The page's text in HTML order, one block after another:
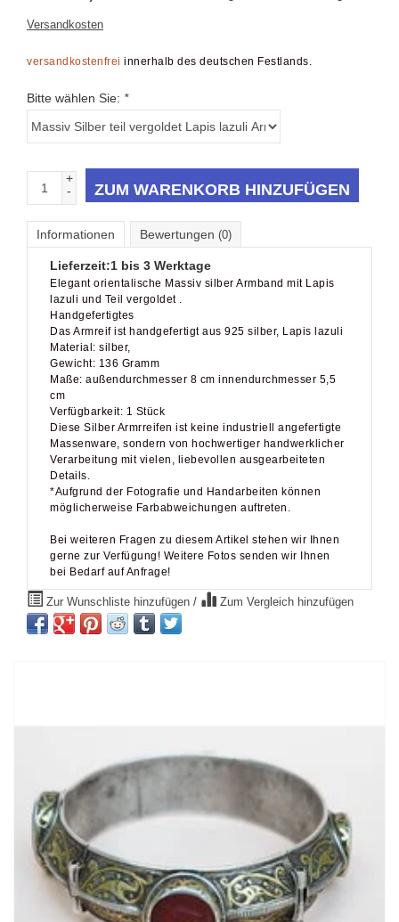
Versandkosten
versandkostenfrei innerhalb des deutschen Festlands.
Bitte wählen Sie: *
+
-
ZUM WARENKORB HINZUFÜGEN
Informationen Bewertungen (0)
Lieferzeit:1 bis 3 Werktage
Elegant orientalische Massiv silber Armband mit Lapis
lazuli und Teil vergoldet .
Handgefertigtes
Das Armreif ist handgefertigt aus 925 silber, Lapis lazuli
Material: silber,
Gewicht: 136 Gramm
Maße: außendurchmesser 8 cm innendurchmesser 5,5
cm
Verfügbarkeit: 1 Stück
Diese Silber Armrreifen ist keine industriell angefertigte
Massenware, sondern von hochwertiger handwerklicher
Verarbeitung mit vielen, liebevollen ausgearbeiteten
Details.
*Aufgrund der Fotografie und Handarbeiten können
möglicherweise Farbabweichungen auftreten.
Bei weiteren Fragen zu diesem Artikel stehen wir Ihnen
gerne zur Verfügung! Weitere Fotos senden wir Ihnen
bei Bedarf auf Anfrage!
Zur Wunschliste hinzufügen / Zum Vergleich hinzufügen